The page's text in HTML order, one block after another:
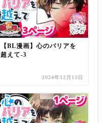
【BL漫画】心のバリアを
超えて-3
2024年12月13日